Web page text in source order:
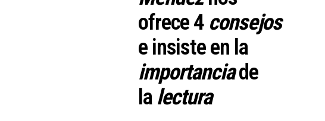
ofrece4 consejos
e insiste en la
importanciade
la lectura